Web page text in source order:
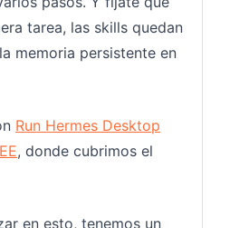
tarea, las skills quedan
memoria persistente en
Run Hermes Desktop
, donde cubrimos el
en esto, tenemos un